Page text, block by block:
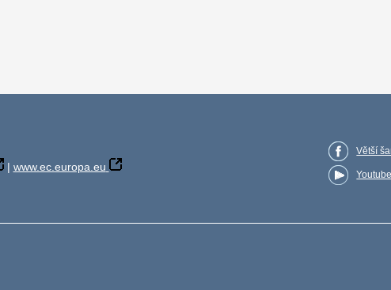
| www.ec.europa.eu
Větší
Youtube